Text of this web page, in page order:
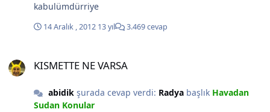
kabulümdürriye
14 Aralık , 2012 13 yıl 3.469 cevap
KISMETTE NE VARSA
abidikşurada cevap verdi: Radyabaşlık Havadan
Sudan Konular